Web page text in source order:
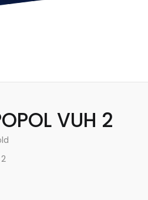
VUH 2